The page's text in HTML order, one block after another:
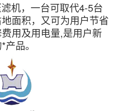
机，一台可取代4-5台
面积，又可为用户节省
用及用电量,是用户新
品。